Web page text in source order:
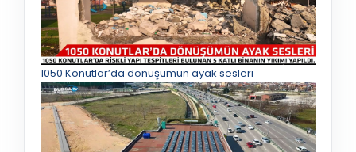
1050 Konutlar’da dönüşümün ayak sesleri